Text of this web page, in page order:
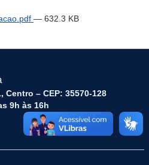
— 632.3 KB
Centro – CEP: 35570-128
9h às 16h